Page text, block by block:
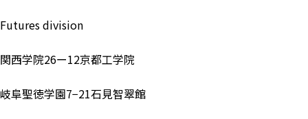
Futures division
関西学院26ー12京都工学院
岐阜聖徳学園7−21石見智翠館